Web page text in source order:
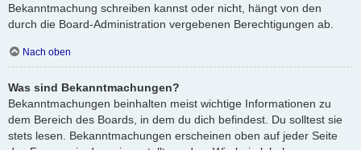
Bekanntmachung schreiben kannst oder nicht, hängt von den
durch die Board-Administration vergebenen Berechtigungen ab.
Nach oben
Was sind Bekanntmachungen?
Bekanntmachungen beinhalten meist wichtige Informationen zu
dem Bereich des Boards, in dem du dich befindest. Du solltest sie
stets lesen. Bekanntmachungen erscheinen oben auf jeder Seite